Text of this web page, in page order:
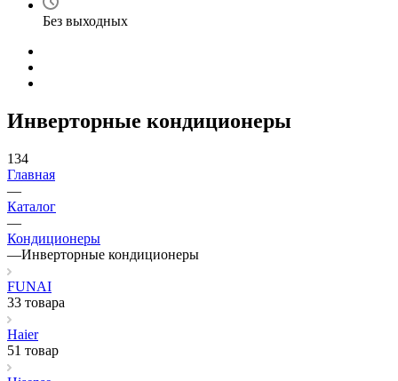
Без выходных
Инверторные кондиционеры
134
Главная
—
Каталог
—
Кондиционеры
—Инверторные кондиционеры
FUNAI
33 товара
Haier
51 товар